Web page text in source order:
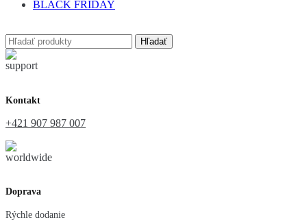
BLACK FRIDAY
Hľadať
Kontakt
+421 907 987 007
Doprava
Rýchle dodanie